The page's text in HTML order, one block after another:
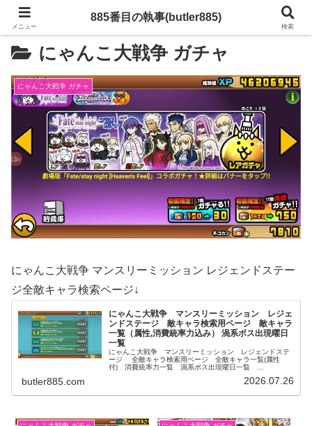
にゃんこ大戦争 ガチャ
にゃんこ大戦争 ガチャ
にゃんこ大戦争 マンスリーミッション レジェンドステー
ジ全敵キャラ検索ページ↓
にゃんこ大戦争 マンスリーミッション レジェ
ンドステージ 敵キャラ検索用ページ 敵キャラ
一覧（属性,消費統率力込み） 渦系ボス出現曜日
一覧
にゃんこ大戦争 マンスリーミッション レジェンドステ
ージ 全敵キャラ検索用ページ 全敵キャラ一覧(属性
付) 消費統率力一覧 渦系ボス出現曜日一覧
butler885.com 2026.07.26
メニュー
885番目の執事(butler885)
検索